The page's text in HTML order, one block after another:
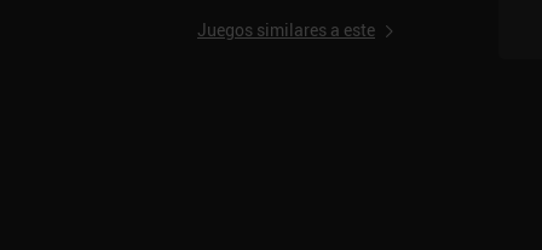
Juegos similares a este